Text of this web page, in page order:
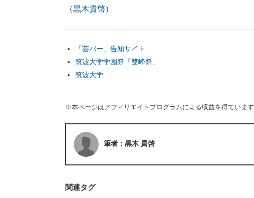
（黒木貴啓）
「芸バー」告知サイト
筑波大学学園祭「雙峰祭」
筑波大学
※本ページはアフィリエイトプログラムによる収益を得ています
筆者：黒木 貴啓
関連タグ